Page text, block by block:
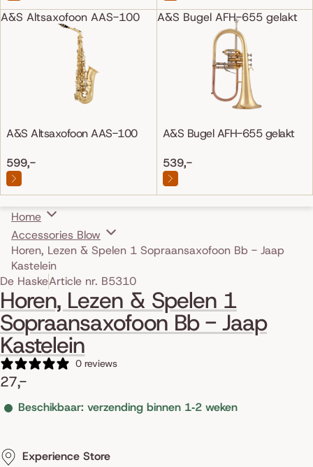
A&S Altsaxofoon AAS-100
A&S Altsaxofoon AAS-100
599,-
A&S Bugel AFH-655 gelakt
A&S Bugel AFH-655 gelakt
539,-
Home
Accessories Blow
Horen, Lezen & Spelen 1 Sopraansaxofoon Bb - Jaap
Kastelein
Skip to product information
De HaskeArticle nr. B5310
Horen, Lezen & Spelen 1
Sopraansaxofoon Bb - Jaap
Kastelein
0 reviews
27,-
Beschikbaar: verzending binnen 1‑2 weken
Experience Store